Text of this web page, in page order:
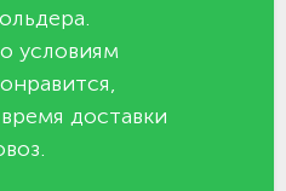
условиям
доставки